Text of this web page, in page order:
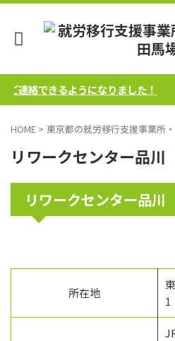
連絡できるようになりました！
HOME > 東京都の就労移行支援事業所
リワークセンター品川
リワークセンター品川
所在地
1